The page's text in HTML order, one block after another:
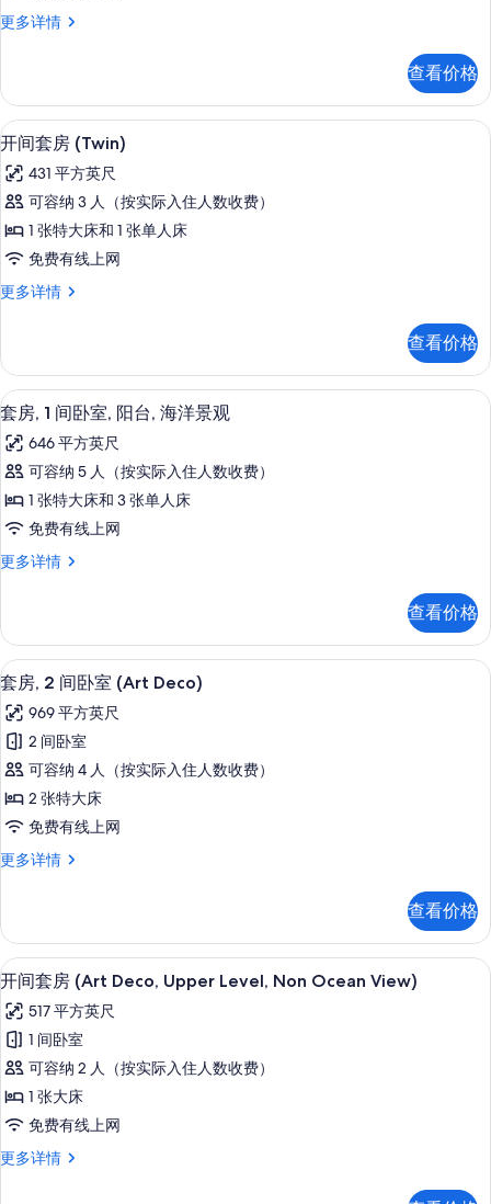
的
有
照
片
更多详情
开
更
多
信
查看价格
显
示
开
间
套
(Twin)
所
有
照
片
开间套房 (Twin) | 1 多间卧室、高档床
9
开间套房 (Twin)
431 平方英尺
可容纳 3 人（按实际入住人数收费）
1 张特大床和 1 张单人床
免费有线上网
更多详情
开
(Twin)
更
多
息
查看价格
显
示
套
房,
1
间
卧
阳
台,
海
洋
景
观
的
所
有
1 多间卧室、高档床上用品、羽绒被、
10
套房, 1 间卧室, 阳台, 海洋景观
646 平方英尺
可容纳 5 人（按实际入住人数收费）
1 张特大床和 3 张单人床
免费有线上网
更多详情
套
卧
室,
阳
海
洋
景
观
更
多
信
息
查看价格
显
示
套
房,
2
间
卧
室
的
所
有
照
片
1 多间卧室、高档床上用品、羽绒被、
6
套房, 2 间卧室 (Art Deco)
969 平方英尺
2 间卧室
可容纳 4 人（按实际入住人数收费）
2 张特大床
免费有线上网
更多详情
套
卧
室
(Art
更
多
信
息
查看价格
显
示
开
间
套
房
(Art
Deco,
开间套房 (Art Deco, Upper Level,
9
开间套房 (Art Deco, Upper Level, Non Ocean View)
517 平方英尺
1 间卧室
可容纳 2 人（按实际入住人数收费）
1 张大床
免费有线上网
更多详情
开